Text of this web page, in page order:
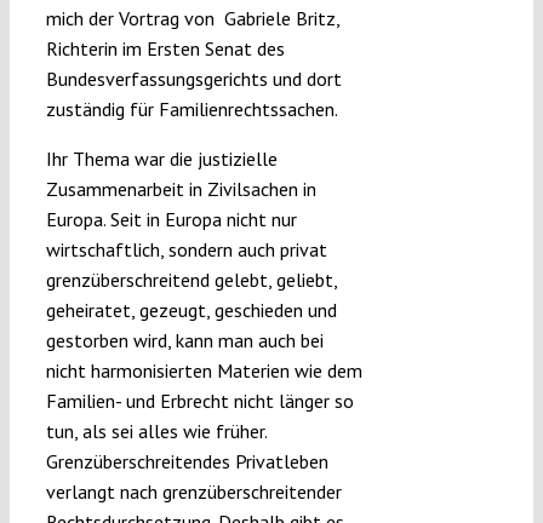
mich der Vortrag von Gabriele Britz,
Richterin im Ersten Senat des
Bundesverfassungsgerichts und dort
zuständig für Familienrechtssachen.
Ihr Thema war die justizielle
Zusammenarbeit in Zivilsachen in
Europa. Seit in Europa nicht nur
wirtschaftlich, sondern auch privat
grenzüberschreitend gelebt, geliebt,
geheiratet, gezeugt, geschieden und
gestorben wird, kann man auch bei
nicht harmonisierten Materien wie dem
Familien- und Erbrecht nicht länger so
tun, als sei alles wie früher.
Grenzüberschreitendes Privatleben
verlangt nach grenzüberschreitender